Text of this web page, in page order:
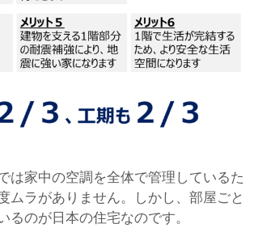
は家中の空調を全体で管理しているた
ムラがありません。しかし、部屋ごと
るのが日本の住宅なのです。